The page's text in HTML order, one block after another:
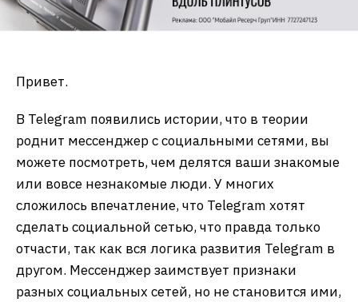
Привет.
В Telegram появились истории, что в теории
роднит мессенджер с социальными сетями, вы
можете посмотреть, чем делятся ваши знакомые
или вовсе незнакомые люди. У многих
сложилось впечатление, что Telegram хотят
сделать социальной сетью, что правда только
отчасти, так как вся логика развития Telegram в
другом. Мессенджер заимствует признаки
разных социальных сетей, но не становится ими,